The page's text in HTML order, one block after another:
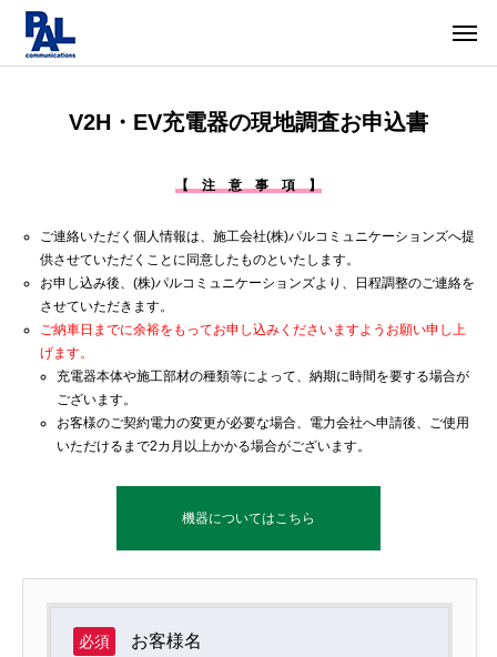
V2H・EV充電器の現地調査お申込書
【 注 意 事 項 】
ご連絡いただく個人情報は、施工会社(株)パルコミュニケーションズへ提
供させていただくことに同意したものといたします。
お申し込み後、(株)パルコミュニケーションズより、日程調整のご連絡を
させていただきます。
ご納車日までに余裕をもってお申し込みくださいますようお願い申し上
げます。
充電器本体や施工部材の種類等によって、納期に時間を要する場合が
ございます。
お客様のご契約電力の変更が必要な場合、電力会社へ申請後、ご使用
いただけるまで2カ月以上かかる場合がございます。
機器についてはこちら
必須 お客様名